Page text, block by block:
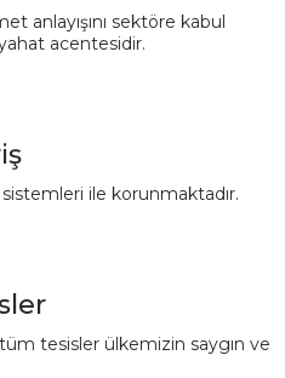
anlayışını sektöre kabul
acentesidir.
ile korunmaktadır.
tesisler ülkemizin saygın ve